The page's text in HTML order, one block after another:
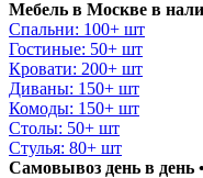
Мебель в Москве в
Спальни: 100+ шт
Гостиные: 50+ шт
Кровати: 200+ шт
Диваны: 150+ шт
Комоды: 150+ шт
Столы: 50+ шт
Стулья: 80+ шт
Самовывоз день в день